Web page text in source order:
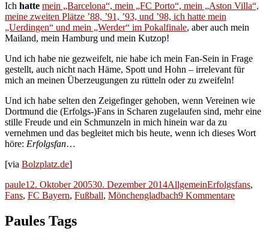
Ich hatte mein „Barcelona“, mein „FC Porto“, mein „Aston Villa“,
meine zweiten Plätze ’88, ’91, ’93, und ’98, ich hatte mein
„Uerdingen“ und mein „Werder“ im Pokalfinale, aber auch mein
Mailand, mein Hamburg und mein Kutzop!
Und ich habe nie gezweifelt, nie habe ich mein Fan-Sein in Frage
gestellt, auch nicht nach Häme, Spott und Hohn – irrelevant für
mich an meinen Überzeugungen zu rütteln oder zu zweifeln!
Und ich habe selten den Zeigefinger gehoben, wenn Vereinen wie
Dortmund die (Erfolgs-)Fans in Scharen zugelaufen sind, mehr eine
stille Freude und ein Schmunzeln in mich hinein war da zu
vernehmen und das begleitet mich bis heute, wenn ich dieses Wort
höre: Erfolgsfan…
[via Bolzplatz.de]
Autor
pauleVeröffentlicht
am
12. Oktober 200530. Dezember 2014Kategorien
AllgemeinSchlagwörter
Erfolgsfans,
Fans, FC Bayern, Fußball, Mönchengladbach9 Kommentarezu
Paules Tags